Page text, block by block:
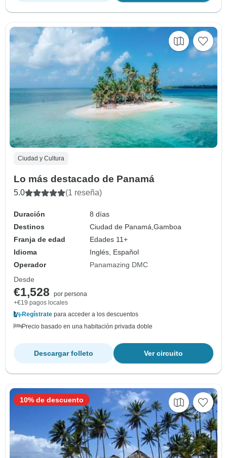
Ciudad y Cultura
Lo más destacado de Panamá
5.0 (1 reseña)
Duración
8 días
Destinos
Ciudad de Panamá,Gamboa
Franja de edad
Edades 11+
Idioma
Inglés, Español
Operador
Panamazing DMC
Desde
€1,528
por persona
+€19 pagos locales
Regístrate para acceder a los descuentos
Precio basado en una habitación privada doble
Ver circuito
Descargar folleto
10% de descuento